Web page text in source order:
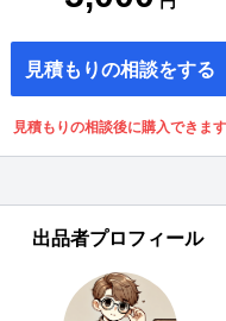
見積もりの相談をする
見積もりの相談後に購入できます
出品者プロフィール